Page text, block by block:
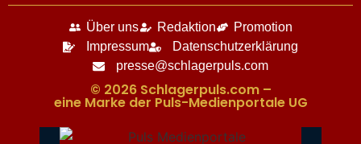
Über uns Redaktion
Promotion
Impressum
Datenschutzerklärung
presse@schlagerpuls.com
© 2026 Schlagerpuls.com –
eine Marke der Puls-Medienportale UG​